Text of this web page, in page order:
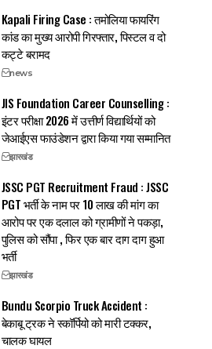
Kapali Firing Case : तमोलिया फायरिंग
कांड का मुख्य आरोपी गिरफ्तार, पिस्टल व दो
कट्टे बरामद
news
JIS Foundation Career Counselling :
इंटर परीक्षा 2026 में उत्तीर्ण विद्यार्थियों को
जेआईएस फाउंडेशन द्वारा किया गया सम्मानित
झारखंड
JSSC PGT Recruitment Fraud : JSSC
PGT भर्ती के नाम पर 10 लाख की मांग का
आरोप पर एक दलाल को ग्रामीणों ने पकड़ा,
पुलिस को सौंपा , फिर एक बार दाग दाग हुआ
भर्ती
झारखंड
Bundu Scorpio Truck Accident :
बेकाबू ट्रक ने स्कॉर्पियो को मारी टक्कर,
चालक घायल